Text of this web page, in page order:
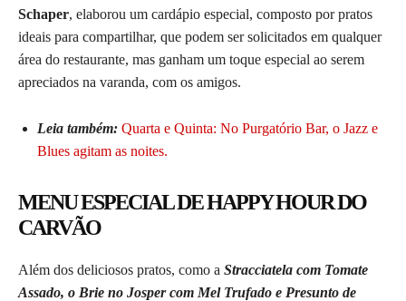
Schaper, elaborou um cardápio especial, composto por pratos
ideais para compartilhar, que podem ser solicitados em qualquer
área do restaurante, mas ganham um toque especial ao serem
apreciados na varanda, com os amigos.
Leia também: Quarta e Quinta: No Purgatório Bar, o Jazz e
Blues agitam as noites.
MENU ESPECIAL DE HAPPY HOUR DO
CARVÃO
Além dos deliciosos pratos, como a Stracciatela com Tomate
Assado, o Brie no Josper com Mel Trufado e Presunto de